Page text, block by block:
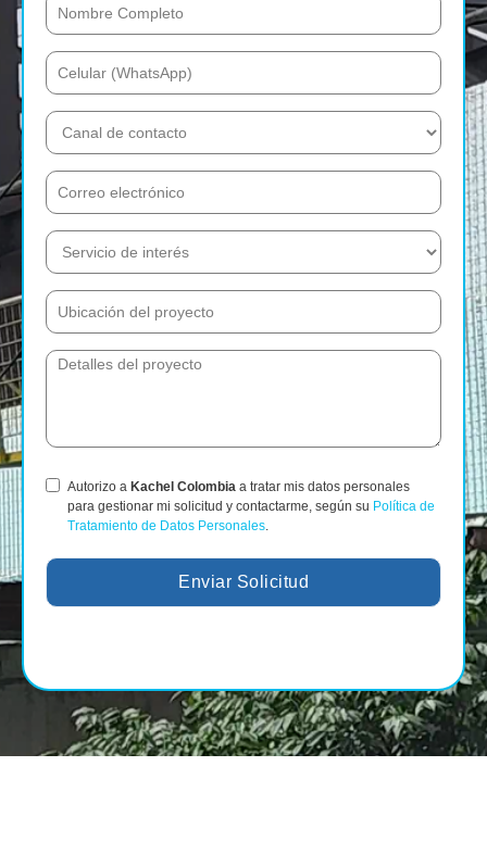
Autorizo a Kachel Colombia a tratar mis datos personales
para gestionar mi solicitud y contactarme, según su Política de
Tratamiento de Datos Personales
Enviar Solicitud